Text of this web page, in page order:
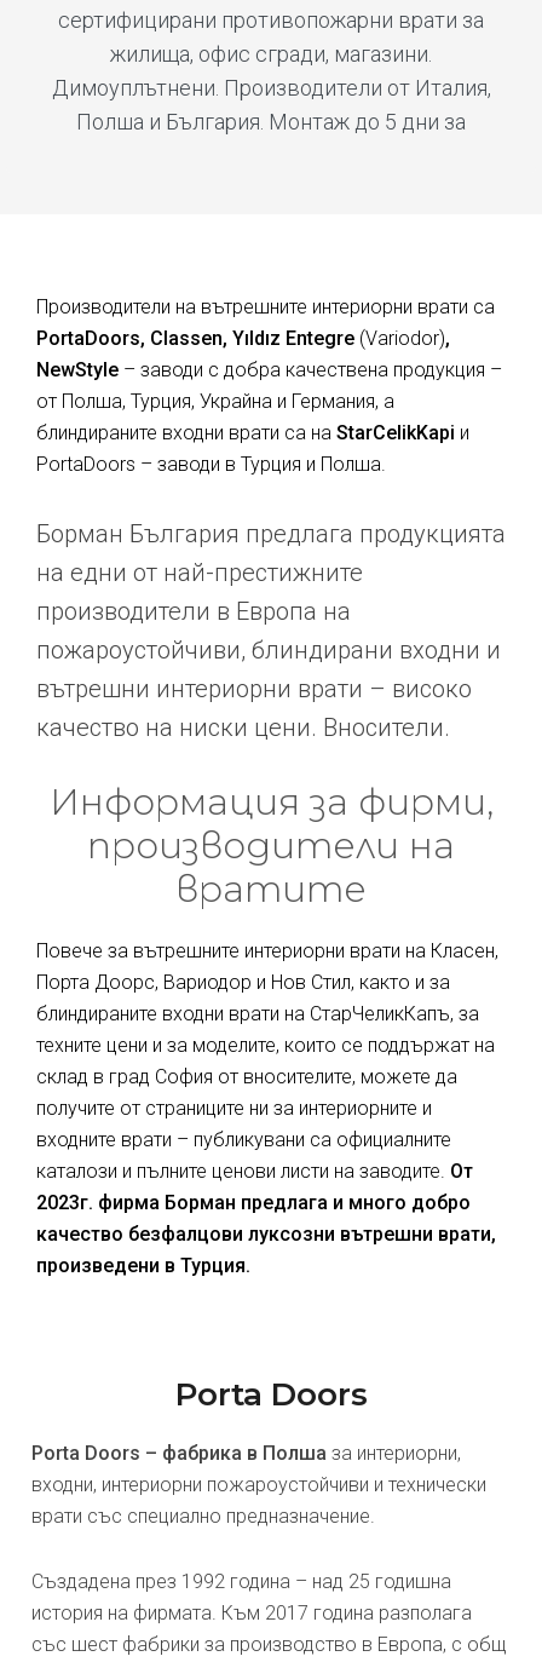
сертифицирани противопожарни врати за
жилища, офис сгради, магазини.
Димоуплътнени. Производители от Италия,
Полша и България. Монтаж до 5 дни за
Производители на вътрешните интериорни врати са
PortaDoors, Classen, Yıldız Entegre (Variodor),
NewStyle – заводи с добра качествена продукция –
от Полша, Турция, Украйна и Германия, а
блиндираните входни врати са на StarCelikKapi и
PortaDoors – заводи в Турция и Полша.
Борман България предлага продукцията
на едни от най-престижните
производители в Европа на
пожароустойчиви, блиндирани входни и
вътрешни интериорни врати – високо
качество на ниски цени. Вносители.
Информация за фирми,
производители на
вратите
Повече за вътрешните интериорни врати на Класен,
Порта Доорс, Вариодор и Нов Стил, както и за
блиндираните входни врати на СтарЧеликКапъ, за
техните цени и за моделите, които се поддържат на
склад в град София от вносителите, можете да
получите от страниците ни за интериорните и
входните врати – публикувани са официалните
каталози и пълните ценови листи на заводите. От
2023г. фирма Борман предлага и много добро
качество безфалцови луксозни вътрешни врати,
произведени в Турция.
Porta Doors
Porta Doors – фабрика в Полша за интериорни,
входни, интериорни пожароустойчиви и технически
врати със специално предназначение.
Създадена през 1992 година – над 25 годишна
история на фирмата. Към 2017 година разполага
със шест фабрики за производство в Европа, с общ